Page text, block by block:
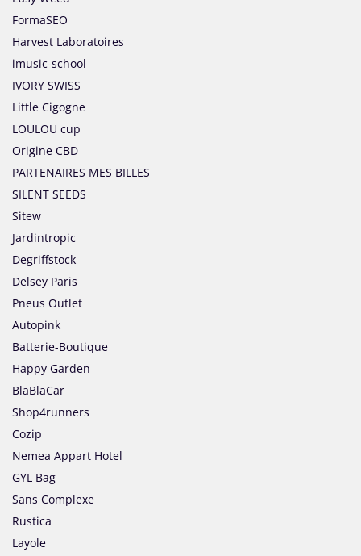
FormaSEO
Harvest Laboratoires
imusic-school
IVORY SWISS
Little Cigogne
LOULOU cup
Origine CBD
PARTENAIRES MES BILLES
SILENT SEEDS
Sitew
Jardintropic
Degriffstock
Delsey Paris
Pneus Outlet
Autopink
Batterie-Boutique
Happy Garden
BlaBlaCar
Shop4runners
Cozip
Nemea Appart Hotel
GYL Bag
Sans Complexe
Rustica
Layole